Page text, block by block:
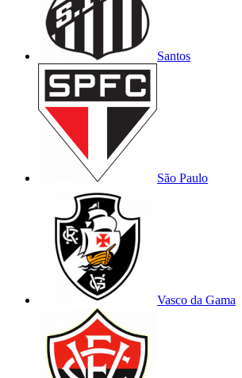
Santos
São Paulo
Vasco da Gama